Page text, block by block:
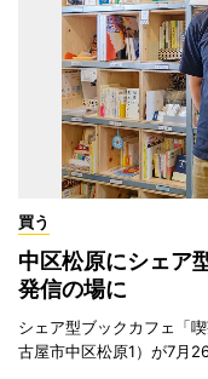
買う
中区松原にシェア
発信の場に
シェア型ブックカフェ「
古屋市中区松原1）が7月